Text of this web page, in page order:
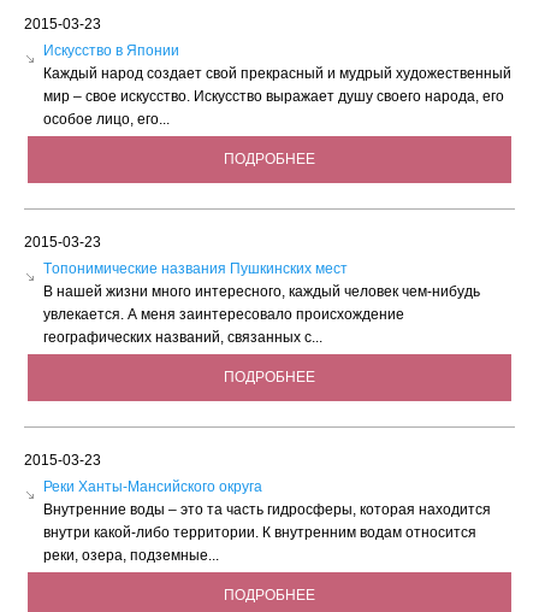
2015-03-23
Искусство в Японии
Каждый народ создает свой прекрасный и мудрый художественный
мир – свое искусство. Искусство выражает душу своего народа, его
особое лицо, его...
ПОДРОБНЕЕ
2015-03-23
Tопонимические названия Пушкинских мест
В нашей жизни много интересного, каждый человек чем-нибудь
увлекается. А меня заинтересовало происхождение
географических названий, связанных с...
ПОДРОБНЕЕ
2015-03-23
Реки Ханты-Мансийского округа
Внутренние воды – это та часть гидросферы, которая находится
внутри какой-либо территории. К внутренним водам относится
реки, озера, подземные...
ПОДРОБНЕЕ